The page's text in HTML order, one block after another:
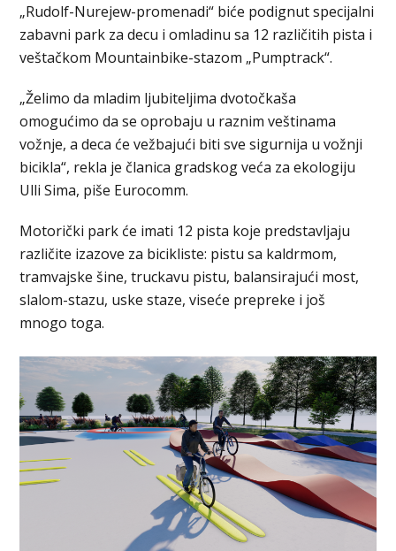
„Rudolf-Nurejew-promenadi“ biće podignut specijalni
zabavni park za decu i omladinu sa 12 različitih pista i
veštačkom Mountainbike-stazom „Pumptrack“.
„Želimo da mladim ljubiteljima dvotočkaša
omogućimo da se oprobaju u raznim veštinama
vožnje, a deca će vežbajući biti sve sigurnija u vožnji
bicikla“, rekla je članica gradskog veća za ekologiju
Ulli Sima, piše Eurocomm.
Motorički park će imati 12 pista koje predstavljaju
različite izazove za bicikliste: pistu sa kaldrmom,
tramvajske šine, truckavu pistu, balansirajući most,
slalom-stazu, uske staze, viseće prepreke i još
mnogo toga.